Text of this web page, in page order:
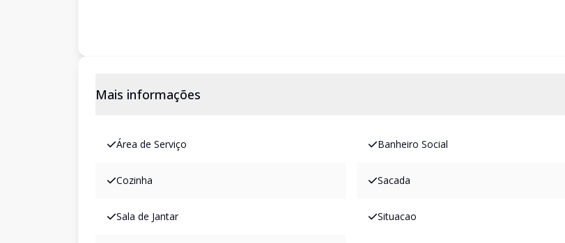
Mais informações
Área de Serviço Banheiro Social
Cozinha Sacada
Sala de Jantar Situacao